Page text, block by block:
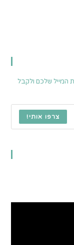
המייל שלכם ולקבל
צרפו אותי!